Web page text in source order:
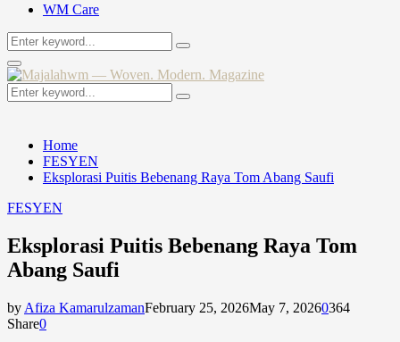
WM Care
Search
for:
Search
Primary
Menu
Search
for:
Search
Home
FESYEN
Eksplorasi Puitis Bebenang Raya Tom Abang Saufi
FESYEN
Eksplorasi Puitis Bebenang Raya Tom
Abang Saufi
by Afiza KamarulzamanFebruary 25, 2026May 7, 20260364
Share0